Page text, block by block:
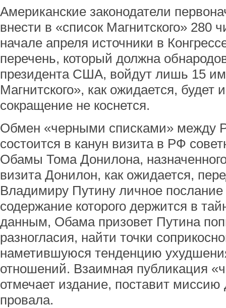
Американские законодатели
внести в «список Магнитского» 280
начале апреля источники в
перечень, который должна
президента США, войдут лишь 15
Магнитского», как ожидается, будет
сокращение не коснется.
Обмен «черными списками» между
состоится в канун визита в РФ
Обамы Тома Донилона,
визита Донилон, как ожидается,
Владимиру Путину личное
содержание которого держится в
данным, Обама призовет Путина
разногласия, найти точки
наметившуюся тенденцию
отношений. Взаимная публикация
отмечает издание, поставит миссию
провала.